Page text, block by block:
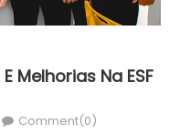
Melhorias Na ESF
Comment(0)